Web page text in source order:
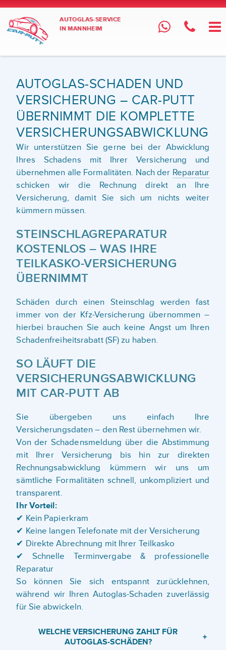
AUTOGLAS-SERVICE
IN MANNHEIM
AUTOGLAS-SCHADEN UND
VERSICHERUNG – CAR-PUTT
ÜBERNIMMT DIE KOMPLETTE
VERSICHERUNGSABWICKLUNG
Wir unterstützen Sie gerne bei der Abwicklung
Ihres Schadens mit Ihrer Versicherung und
übernehmen alle Formalitäten. Nach der Reparatur
schicken wir die Rechnung direkt an Ihre
Versicherung, damit Sie sich um nichts weiter
kümmern müssen.
STEINSCHLAGREPARATUR
KOSTENLOS – WAS IHRE
TEILKASKO-VERSICHERUNG
ÜBERNIMMT
Schäden durch einen Steinschlag werden fast
immer von der Kfz-Versicherung übernommen –
hierbei brauchen Sie auch keine Angst um Ihren
Schadenfreiheitsrabatt (SF) zu haben.
SO LÄUFT DIE
VERSICHERUNGSABWICKLUNG
MIT CAR-PUTT AB
Sie übergeben uns einfach Ihre
Versicherungsdaten – den Rest übernehmen wir.
Von der Schadensmeldung über die Abstimmung
mit Ihrer Versicherung bis hin zur direkten
Rechnungsabwicklung kümmern wir uns um
sämtliche Formalitäten schnell, unkompliziert und
transparent.
Ihr Vorteil:
✔ Kein Papierkram
✔ Keine langen Telefonate mit der Versicherung
✔ Direkte Abrechnung mit Ihrer Teilkasko
✔ Schnelle Terminvergabe & professionelle
Reparatur
So können Sie sich entspannt zurücklehnen,
während wir Ihren Autoglas-Schaden zuverlässig
für Sie abwickeln.
WELCHE VERSICHERUNG ZAHLT FÜR
AUTOGLAS-SCHÄDEN?
+